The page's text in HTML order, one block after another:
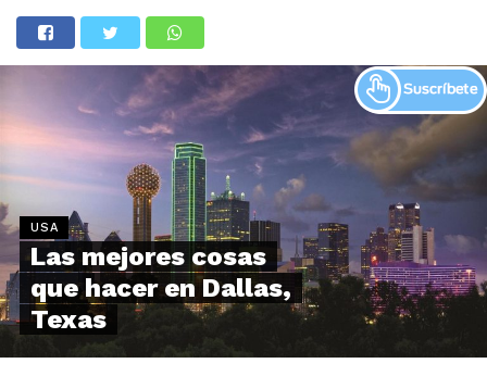
USA
Las mejores cosas
que hacer en Dallas,
Texas